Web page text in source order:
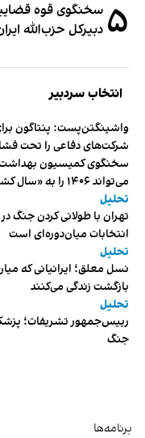
۵ سخنگوی قوه
دبیر‌کل حزب‌الله
انتخاب سردبیر
واشینگتن‌پست: پنتاگون
شرکت‌های دفاعی را تحت
سخنگوی کمیسیون
می‌تواند ۱۴۰۶ را به «سال کشتار بیماران» تبدیل کند
تحلیل
تهران با طولانی کردن جنگ
انتخابات میان‌دوره‌ای است
تحلیل
نسل معلق؛ ایرانیانی که
بازگشت زندگی می‌کنند
تحلیل
رییس‌جمهور تشریفات؛
جنگ
برنامه‌ها